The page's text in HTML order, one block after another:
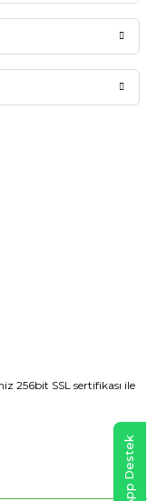
256bit SSL sertifikası ile